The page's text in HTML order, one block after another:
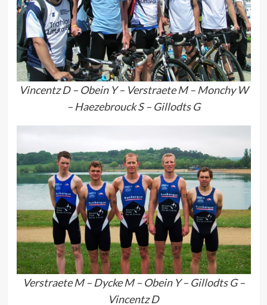
Vincentz D – Obein Y – Verstraete M – Monchy W
– Haezebrouck S – Gillodts G
Verstraete M – Dycke M – Obein Y – Gillodts G –
Vincentz D